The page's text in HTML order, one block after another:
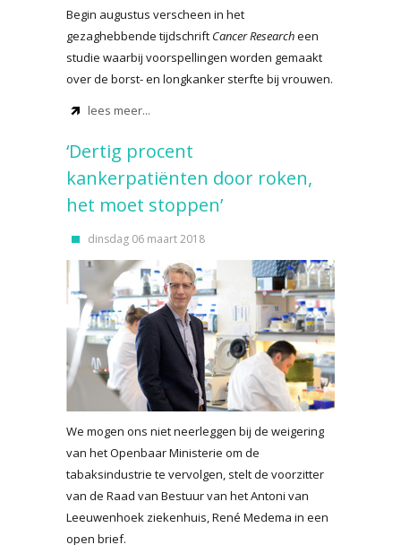
Begin augustus verscheen in het
gezaghebbende tijdschrift Cancer Researcheen
studie waarbij voorspellingen worden gemaakt
over de borst- en longkanker sterfte bij vrouwen.
lees meer...
‘Dertig procent
kankerpatiënten door roken,
het moet stoppen’
dinsdag 06 maart 2018
We mogen ons niet neerleggen bij de weigering
van het Openbaar Ministerie om de
tabaksindustrie te vervolgen, stelt de voorzitter
van de Raad van Bestuur van het Antoni van
Leeuwenhoek ziekenhuis, René Medema in een
open brief.